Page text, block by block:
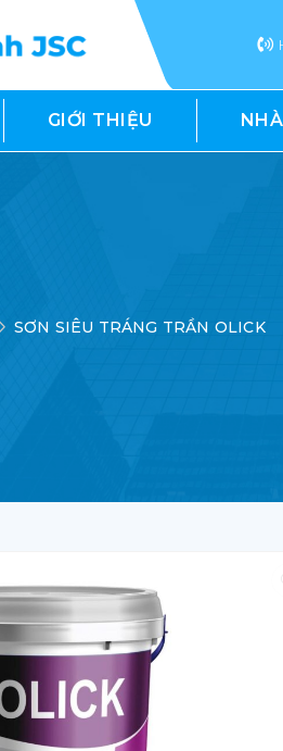
GIỚI THIỆU
SƠN SIÊU TRÁNG TRẦN OLICK